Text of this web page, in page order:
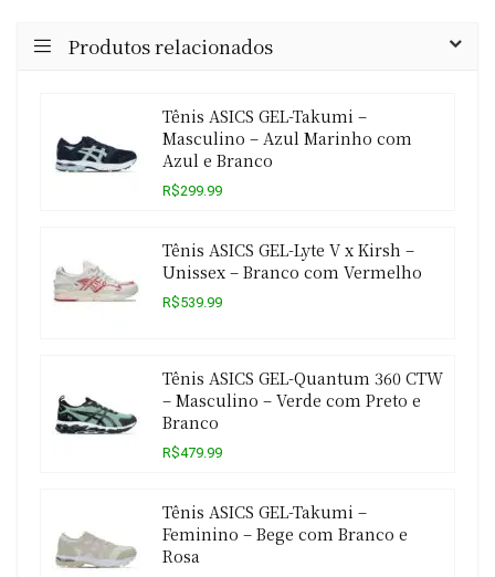
Produtos relacionados
Tênis ASICS GEL-Takumi –
Masculino – Azul Marinho com
Azul e Branco
R$299.99
Tênis ASICS GEL-Lyte V x Kirsh –
Unissex – Branco com Vermelho
R$539.99
Tênis ASICS GEL-Quantum 360 CTW
– Masculino – Verde com Preto e
Branco
R$479.99
Tênis ASICS GEL-Takumi –
Feminino – Bege com Branco e
Rosa